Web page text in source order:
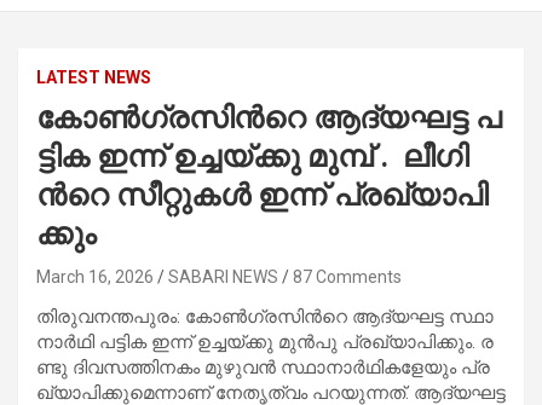
LATEST NEWS
കോ​ണ്‍​ഗ്ര​സി​ന്‍റെ ആ​ദ്യ​ഘ​ട്ട പ​
ട്ടി​ക ഇ​ന്ന് ഉ​ച്ച​യ്ക്കു മുമ്പ് . ലീ​ഗി​
ന്‍റെ സീ​റ്റു​ക​ൾ ഇ​ന്ന് പ്ര​ഖ്യാ​പി​
ക്കും
March 16, 2026 SABARI NEWS 87 Comments
തി​​​രു​​​വ​​​ന​​​ന്ത​​​പു​​​രം: കോ​​​ണ്‍​ഗ്ര​​​സി​​​ന്‍റെ ആ​​​ദ്യ​​​ഘ​​​ട്ട സ്ഥാ​​​
നാ​​​ർ​​​ഥി പ​​​ട്ടി​​​ക ഇ​​​ന്ന് ഉ​​​ച്ച​​​യ്ക്കു മു​​​ൻ​​​പു പ്ര​​​ഖ്യാ​​​പി​​​ക്കും. ര​​​
ണ്ടു ദി​​​വ​​​സ​​​ത്തി​​​ന​​​കം മു​​​ഴു​​​വ​​​ൻ സ്ഥാ​​​നാ​​​ർ​​​ഥി​​​ക​​​ളേ​​​യും പ്ര​​​
ഖ്യാ​​​പി​​​ക്കു​​​മെ​​​ന്നാ​​​ണ് നേ​​​തൃ​​​ത്വം പ​​​റ​​​യു​​​ന്ന​​​ത്. ആ​​​ദ്യ​​​ഘ​​​ട്ട